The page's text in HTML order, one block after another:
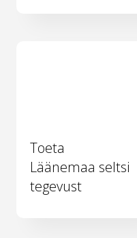
Toeta
Läänemaa seltsi
tegevust